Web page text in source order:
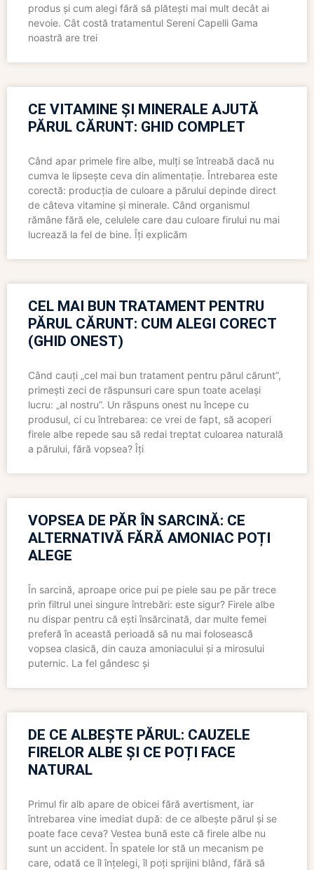
produs și cum alegi fără să plătești mai mult decât ai
nevoie. Cât costă tratamentul Sereni Capelli Gama
noastră are trei
CE VITAMINE ȘI MINERALE AJUTĂ
PĂRUL CĂRUNT: GHID COMPLET
Când apar primele fire albe, mulți se întreabă dacă nu
cumva le lipsește ceva din alimentație. Întrebarea este
corectă: producția de culoare a părului depinde direct
de câteva vitamine și minerale. Când organismul
rămâne fără ele, celulele care dau culoare firului nu mai
lucrează la fel de bine. Îți explicăm
CEL MAI BUN TRATAMENT PENTRU
PĂRUL CĂRUNT: CUM ALEGI CORECT
(GHID ONEST)
Când cauți „cel mai bun tratament pentru părul cărunt”,
primești zeci de răspunsuri care spun toate același
lucru: „al nostru”. Un răspuns onest nu începe cu
produsul, ci cu întrebarea: ce vrei de fapt, să acoperi
firele albe repede sau să redai treptat culoarea naturală
a părului, fără vopsea? Îți
VOPSEA DE PĂR ÎN SARCINĂ: CE
ALTERNATIVĂ FĂRĂ AMONIAC POȚI
ALEGE
În sarcină, aproape orice pui pe piele sau pe păr trece
prin filtrul unei singure întrebări: este sigur? Firele albe
nu dispar pentru că ești însărcinată, dar multe femei
preferă în această perioadă să nu mai folosească
vopsea clasică, din cauza amoniacului și a mirosului
puternic. La fel gândesc și
DE CE ALBEȘTE PĂRUL: CAUZELE
FIRELOR ALBE ȘI CE POȚI FACE
NATURAL
Primul fir alb apare de obicei fără avertisment, iar
întrebarea vine imediat după: de ce albește părul și se
poate face ceva? Vestea bună este că firele albe nu
sunt un accident. În spatele lor stă un mecanism pe
care, odată ce îl înțelegi, îl poți sprijini blând, fără să